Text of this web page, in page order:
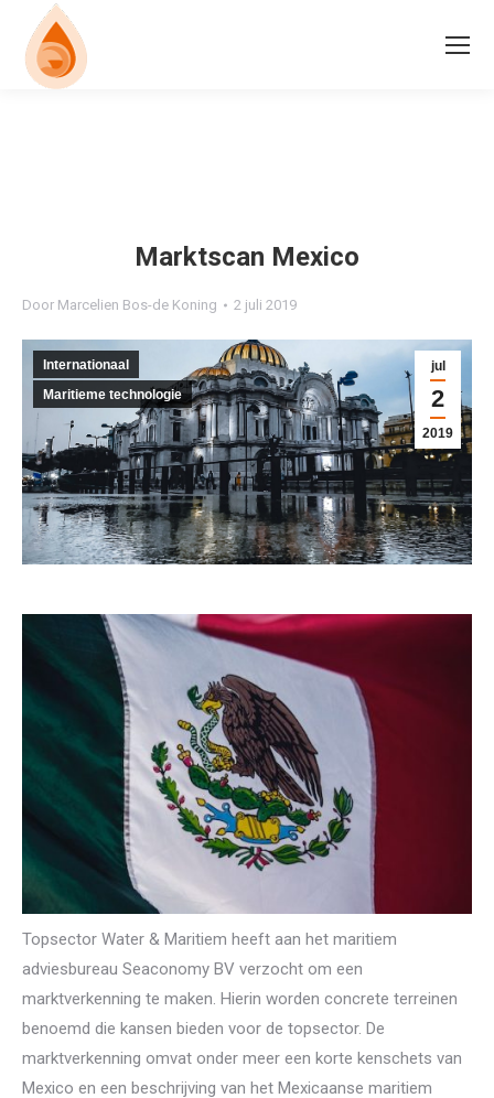
Marktscan Mexico
Door Marcelien Bos-de Koning 2 juli 2019
jul
2
2019
Internationaal
Maritieme technologie
Topsector Water & Maritiem heeft aan het maritiem
adviesbureau Seaconomy BV verzocht om een
marktverkenning te maken. Hierin worden concrete terreinen
benoemd die kansen bieden voor de topsector. De
marktverkenning omvat onder meer een korte kenschets van
Mexico en een beschrijving van het Mexicaanse maritiem